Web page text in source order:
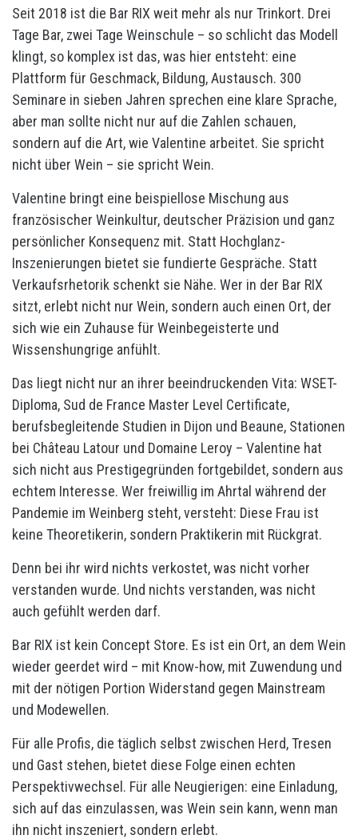
Seit 2018 ist die Bar RIX weit mehr als nur Trinkort. Drei
Tage Bar, zwei Tage Weinschule – so schlicht das Modell
klingt, so komplex ist das, was hier entsteht: eine
Plattform für Geschmack, Bildung, Austausch. 300
Seminare in sieben Jahren sprechen eine klare Sprache,
aber man sollte nicht nur auf die Zahlen schauen,
sondern auf die Art, wie Valentine arbeitet. Sie spricht
nicht über Wein – sie spricht Wein.
Valentine bringt eine beispiellose Mischung aus
französischer Weinkultur, deutscher Präzision und ganz
persönlicher Konsequenz mit. Statt Hochglanz-
Inszenierungen bietet sie fundierte Gespräche. Statt
Verkaufsrhetorik schenkt sie Nähe. Wer in der Bar RIX
sitzt, erlebt nicht nur Wein, sondern auch einen Ort, der
sich wie ein Zuhause für Weinbegeisterte und
Wissenshungrige anfühlt.
Das liegt nicht nur an ihrer beeindruckenden Vita: WSET-
Diploma, Sud de France Master Level Certificate,
berufsbegleitende Studien in Dijon und Beaune, Stationen
bei Château Latour und Domaine Leroy – Valentine hat
sich nicht aus Prestigegründen fortgebildet, sondern aus
echtem Interesse. Wer freiwillig im Ahrtal während der
Pandemie im Weinberg steht, versteht: Diese Frau ist
keine Theoretikerin, sondern Praktikerin mit Rückgrat.
Denn bei ihr wird nichts verkostet, was nicht vorher
verstanden wurde. Und nichts verstanden, was nicht
auch gefühlt werden darf.
Bar RIX ist kein Concept Store. Es ist ein Ort, an dem Wein
wieder geerdet wird – mit Know-how, mit Zuwendung und
mit der nötigen Portion Widerstand gegen Mainstream
und Modewellen.
Für alle Profis, die täglich selbst zwischen Herd, Tresen
und Gast stehen, bietet diese Folge einen echten
Perspektivwechsel. Für alle Neugierigen: eine Einladung,
sich auf das einzulassen, was Wein sein kann, wenn man
ihn nicht inszeniert, sondern erlebt.